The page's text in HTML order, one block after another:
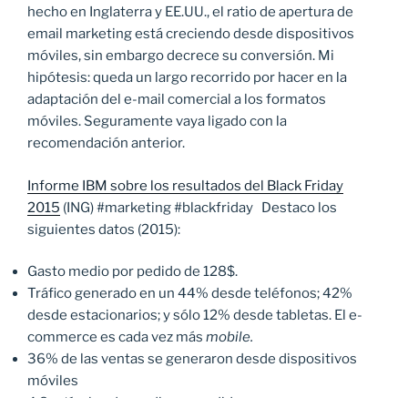
hecho en Inglaterra y EE.UU., el ratio de apertura de
email marketing está creciendo desde dispositivos
móviles, sin embargo decrece su conversión. Mi
hipótesis: queda un largo recorrido por hacer en la
adaptación del e-mail comercial a los formatos
móviles. Seguramente vaya ligado con la
recomendación anterior.
Informe IBM sobre los resultados del Black Friday
2015 (ING) #marketing #blackfriday Destaco los
siguientes datos (2015):
Gasto medio por pedido de 128$.
Tráfico generado en un 44% desde teléfonos; 42%
desde estacionarios; y sólo 12% desde tabletas. El e-
commerce es cada vez más mobile.
36% de las ventas se generaron desde dispositivos
móviles